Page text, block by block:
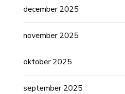
december 2025
november 2025
oktober 2025
september 2025